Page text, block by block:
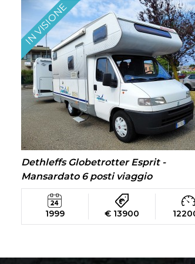
IN VISIONE
Dethleffs Globetrotter Esprit -
Mansardato 6 posti viaggio
1999 € 13900